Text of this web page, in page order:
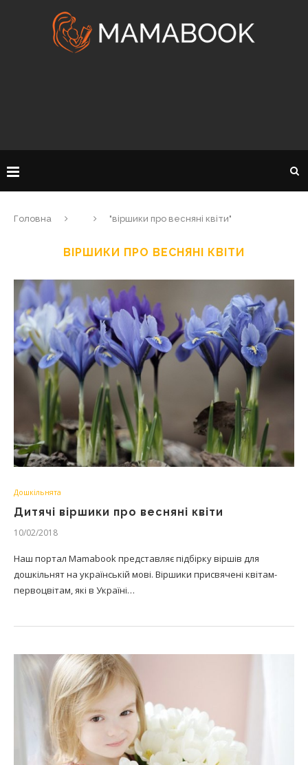
Головна "віршики про весняні квіти"
ВІРШИКИ ПРО ВЕСНЯНІ КВІТИ
Дошкільнята
Дитячі віршики про весняні квіти
10/02/2018
Наш портал Mamabook представляє підбірку віршів для
дошкільнят на українській мові. Віршики присвячені квітам-
первоцвітам, які в Україні…